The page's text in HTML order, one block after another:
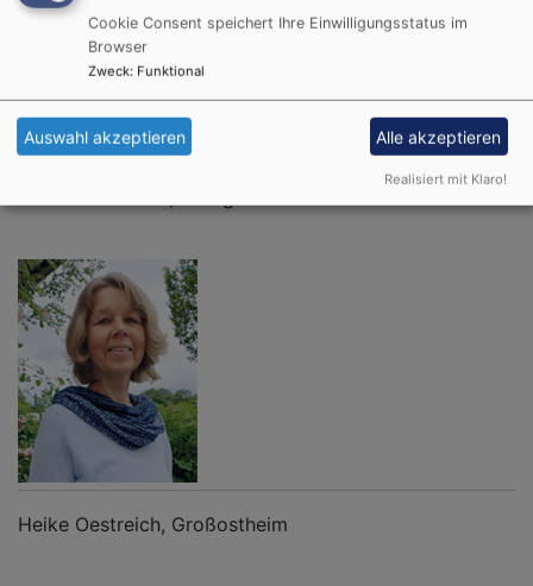
Heike Oestreich, Großostheim
Cookie Consent speichert Ihre Einwilligungsstatus im
Browser
Zweck: Funktional
Auswahl akzeptieren Alle akzeptieren
Realisiert mit Klaro!